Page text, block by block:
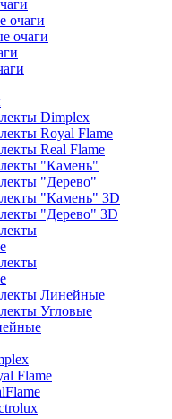
очаги
очаги
Dimplex
Royal Flame
Real Flame
"Камень"
"Дерево"
"Камень" 3D
"Дерево" 3D
Линейные
Угловые
Flame